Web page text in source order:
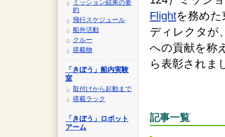
ミッション結果の要
約
飛行スケジュール
船外活動
クルー
搭載物
「きぼう」船内実験
室
取付けから起動まで
搭載ラック
「きぼう」ロボット
アーム
Flightを務め
ディレクタが
への貢献を称
ら表彰されま
記事一覧